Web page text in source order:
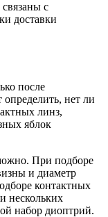
с
доставки
после
нет ли
линз,
яблок
При подборе
и диаметр
контактных
нескольких
набор диоптрий.